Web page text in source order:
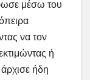
μέσω του
να τον
ή
ήδη